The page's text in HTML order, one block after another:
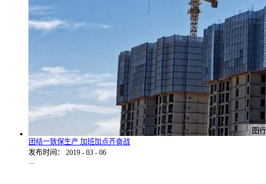
团结一致保生产 加班加点齐奋战
发布时间：
2019 - 03 - 06
...